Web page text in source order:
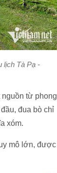
lịch Tà Pạ -
nguồn từ phong
đua bò chỉ
xóm.
mô lớn, được